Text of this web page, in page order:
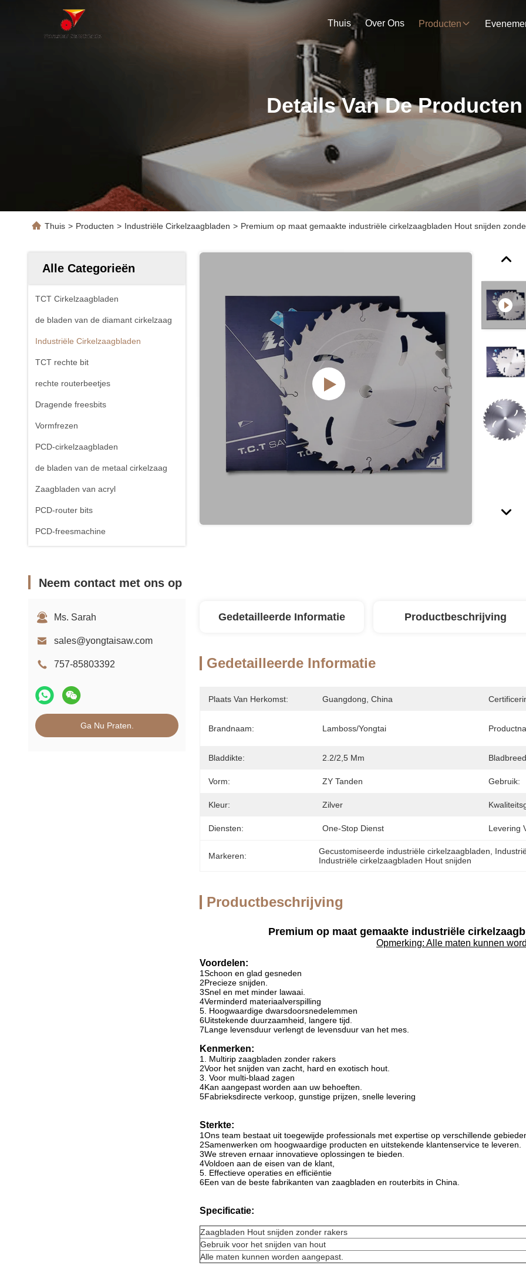
Thuis Over Ons Producten
Details Van De Producten
Thuis > Producten > Industriële Cirkelzaagbladen > Premium op maat gemaakte industriële cirkelzaagbladen Hout snijden
Alle Categorieën
TCT Cirkelzaagbladen
de bladen van de diamant cirkelzaag
Industriële Cirkelzaagbladen
TCT rechte bit
rechte routerbeetjes
Dragende freesbits
Vormfrezen
PCD-cirkelzaagbladen
de bladen van de metaal cirkelzaag
Zaagbladen van acryl
PCD-router bits
PCD-freesmachine
Neem contact met ons op
Ms. Sarah
sales@yongtaisaw.com
757-85803392
Ga Nu Praten.
Gedetailleerde Informatie Productbeschrijving
Gedetailleerde Informatie
Plaats Van Herkomst: Guangdong, China
Brandnaam: Lamboss/yongtai
Bladdikte: 2.2/2,5 Mm
Vorm: ZY Tanden Gebruik:
Kleur: Zilver
Diensten: One-Stop Dienst Levering
Markeren: Gecustomiseerde industriële cirkelzaagbladen
Industriële cirkelzaagbladen Hout snijden
Productbeschrijving
Premium op maat gemaakte industriële
Opmerking: Alle maten kunnen
Voordelen:
1Schoon en glad gesneden
2Precieze snijden.
3Snel en met minder lawaai.
4Verminderd materiaalverspilling
5. Hoogwaardige dwarsdoorsnedelemmen
6Uitstekende duurzaamheid, langere tijd.
7Lange levensduur verlengt de levensduur van het mes.
Kenmerken:
1. Multirip zaagbladen zonder rakers
2Voor het snijden van zacht, hard en exotisch hout.
3. Voor multi-blaad zagen
4Kan aangepast worden aan uw behoeften.
5Fabrieksdirecte verkoop, gunstige prijzen, snelle levering
Sterkte:
1Ons team bestaat uit toegewijde professionals met expertise op verschillende
2Samenwerken om hoogwaardige producten en uitstekende klantenservice te leveren.
3We streven ernaar innovatieve oplossingen te bieden.
4Voldoen aan de eisen van de klant,
5. Effectieve operaties en efficiëntie
6Een van de beste fabrikanten van zaagbladen en routerbits in China.
Specificatie:
Zaagbladen Hout snijden zonder rakers
Gebruik voor het snijden van hout
Alle maten kunnen worden aangepast.